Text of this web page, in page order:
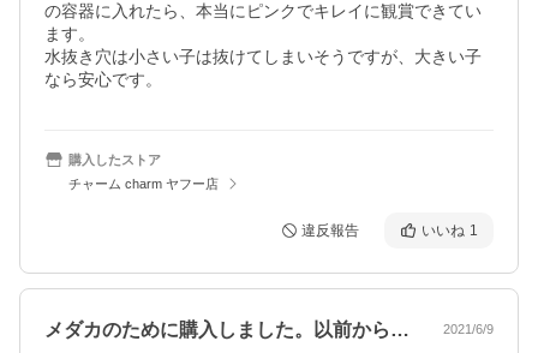
の容器に入れたら、本当にピンクでキレイに観賞できてい
ます。
水抜き穴は小さい子は抜けてしまいそうですが、大きい子
なら安心です。
購入したストア
チャーム charm ヤフー店
違反報告 いいね 1
メダカのために購入しました。以前から使… 2021/6/9